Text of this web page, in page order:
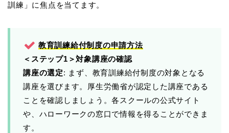
訓練」に焦点を当てます。
教育訓練給付制度の申請方法
＜ステップ1 ＞対象講座の確認
講座の選定: まず、教育訓練給付制度の対象となる
講座を選びます。厚生労働省が認定した講座である
ことを確認しましょう。各スクールの公式サイト
や、ハローワークの窓口で情報を得ることができま
す。